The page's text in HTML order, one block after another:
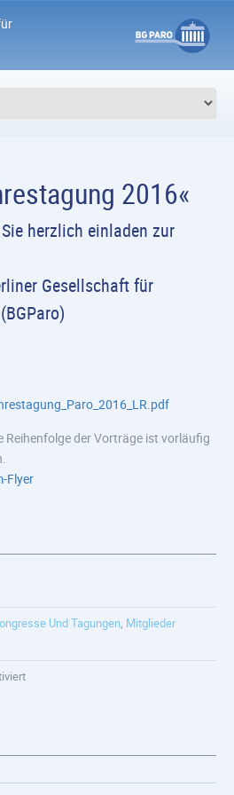
2016«
herzlich einladen zur
Gesellschaft für
Reihenfolge der Vorträge ist vorläufig
Flyer
Und Tagungen, Mitglieder